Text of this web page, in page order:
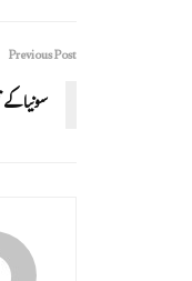
Previous Post
سونیا